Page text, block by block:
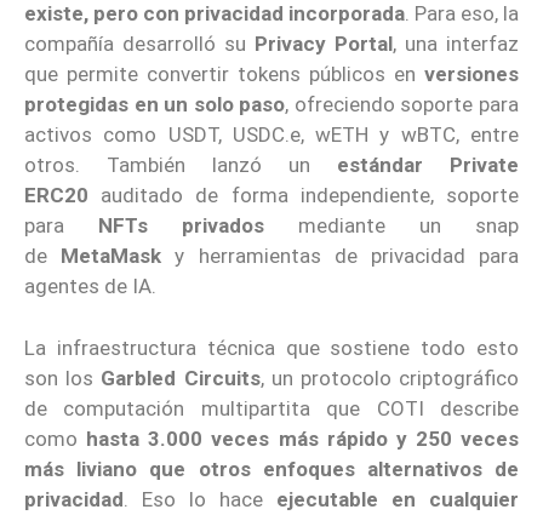
existe, pero con privacidad incorporada. Para eso, la
compañía desarrolló su Privacy Portal, una interfaz
que permite convertir tokens públicos en versiones
protegidas en un solo paso, ofreciendo soporte para
activos como USDT, USDC.e, wETH y wBTC, entre
otros. También lanzó un estándar Private
ERC20 auditado de forma independiente, soporte
para NFTs privados mediante un snap
de MetaMasky herramientas de privacidad para
agentes de IA.
La infraestructura técnica que sostiene todo esto
son los Garbled Circuits, un protocolo criptográfico
de computación multipartita que COTI describe
como hasta 3.000 veces más rápido y 250 veces
más liviano que otros enfoques alternativos de
privacidad . Eso lo hace ejecutable en cualquier